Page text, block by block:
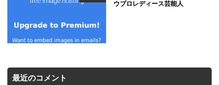
ウブロレディース芸能人
最近のコメント